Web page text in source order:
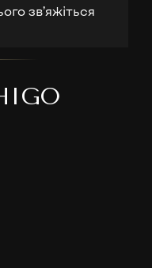
звʼяжіться